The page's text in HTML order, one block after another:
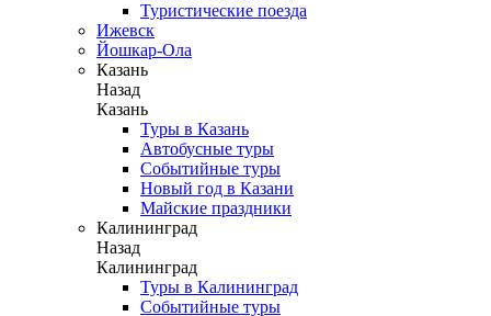
Туристические поезда
Ижевск
Йошкар-Ола
Казань
Назад
Казань
Туры в Казань
Автобусные туры
Событийные туры
Новый год в Казани
Майские праздники
Калининград
Назад
Калининград
Туры в Калининград
Событийные туры